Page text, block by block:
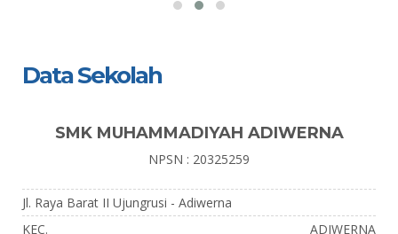
Data Sekolah
SMK MUHAMMADIYAH ADIWERNA
NPSN : 20325259
Jl. Raya Barat II Ujungrusi - Adiwerna
KEC.
ADIWERNA